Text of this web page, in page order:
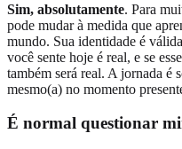
Sim, absolutamente. Para
pode mudar à medida que
mundo. Sua identidade é
você sente hoje é real, e se
também será real. A jornada é
mesmo(a) no momento
É normal questionar